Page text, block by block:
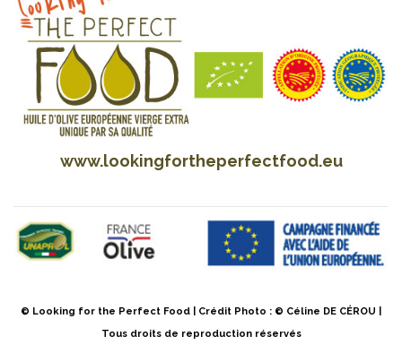
www.lookingfortheperfectfood.eu
© Looking for the Perfect Food | Crédit Photo : © Céline DE CÉROU |
Tous droits de reproduction réservés